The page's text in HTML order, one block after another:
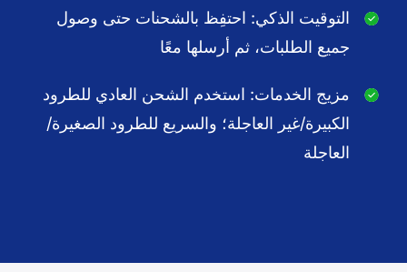
التوقيت الذكي: احتفِظ بالشحنات حتى وصول
جميع الطلبات، ثم أرسلها معًا
مزيج الخدمات: استخدم الشحن العادي للطرود
الكبيرة/غير العاجلة؛ والسريع للطرود الصغيرة/
العاجلة